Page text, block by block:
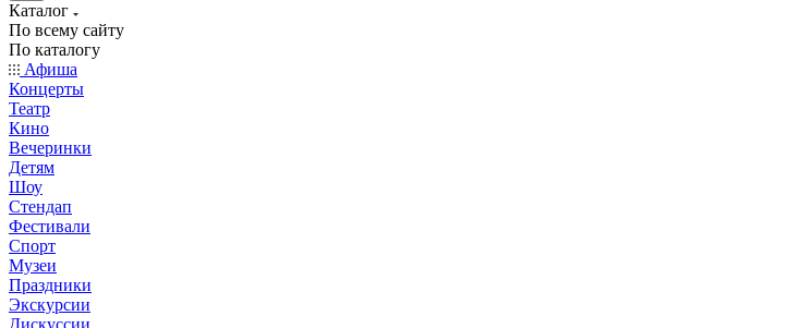
Каталог
По всему сайту
По каталогу
Афиша
Концерты
Театр
Кино
Вечеринки
Детям
Шоу
Стендап
Фестивали
Спорт
Музеи
Праздники
Экскурсии
Дискуссии